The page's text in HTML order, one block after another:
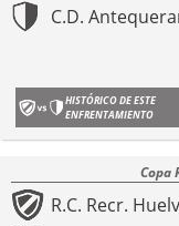
C.D.
HISTÓRICO DE ESTE
ENFRENTAMIENTO
Copa
R.C. Recr.